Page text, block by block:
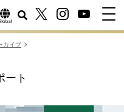
カイブ
ート